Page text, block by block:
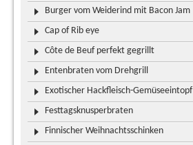
Burger vom Weiderind mit Bacon Jam
Cap of Rib eye
Côte de Beuf perfekt gegrillt
Entenbraten vom Drehgrill
Exotischer Hackfleisch-Gemüseeintopf
Festtagsknusperbraten
Finnischer Weihnachtsschinken